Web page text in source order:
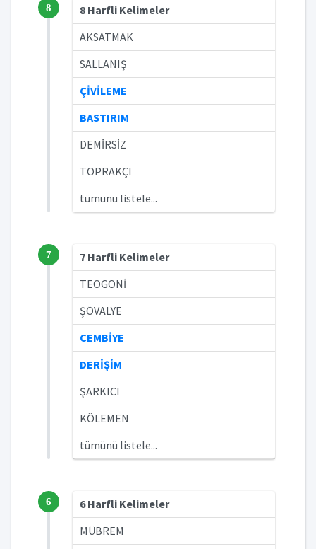
8
8 Harfli Kelimeler
AKSATMAK
SALLANIŞ
ÇİVİLEME
BASTIRIM
DEMİRSİZ
TOPRAKÇI
tümünü listele...
7
7 Harfli Kelimeler
TEOGONİ
ŞÖVALYE
CEMBİYE
DERİŞİM
ŞARKICI
KÖLEMEN
tümünü listele...
6
6 Harfli Kelimeler
MÜBREM